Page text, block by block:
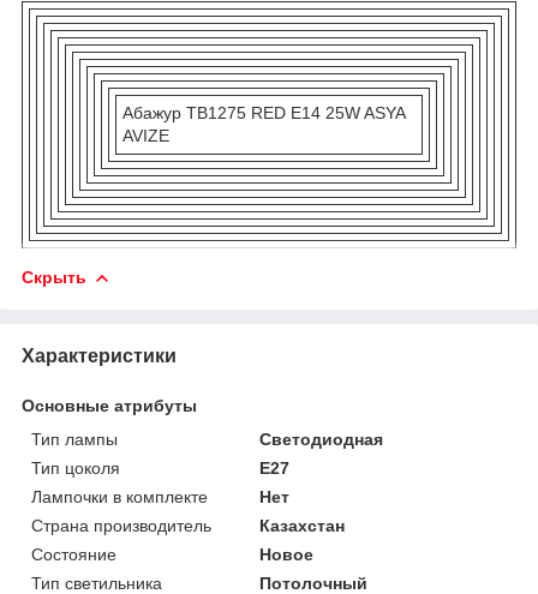
Абажур TB1275 RED E14 25W ASYA
AVIZE
Скрыть
Характеристики
Основные атрибуты
Тип лампы
Светодиодная
Тип цоколя
E27
Лампочки в комплекте
Нет
Страна производитель
Казахстан
Состояние
Новое
Тип светильника
Потолочный